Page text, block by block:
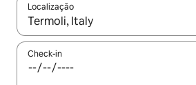
Localização
Quando os resultados estiverem
Check-in